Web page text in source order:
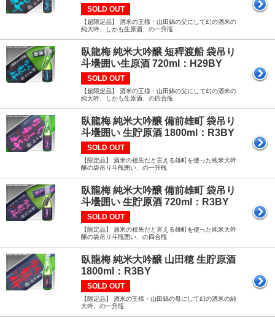
SOLD OUT
【超限定品】 酒米の王様・山田錦の父にして幻の酒米の
純大吟、しかも生原酒、の一升瓶
臥龍梅 純米大吟醸 短稈渡船 袋吊り
斗壜囲い生原酒 720ml：H29BY
SOLD OUT
【超限定品】 酒米の王様・山田錦の父にして幻の酒米の
純大吟、しかも生原酒、の四合瓶
臥龍梅 純米大吟醸 備前雄町 袋吊り
斗壜囲い 生貯原酒 1800ml：R3BY
SOLD OUT
【限定品】 酒米の祖先だと言える雄町を使った純米大吟
醸の袋吊り斗瓶囲い、の一升瓶
臥龍梅 純米大吟醸 備前雄町 袋吊り
斗壜囲い 生貯原酒 720ml：R3BY
SOLD OUT
【限定品】 酒米の祖先だと言える雄町を使った純米大吟
醸の袋吊り斗瓶囲い、の四合瓶
臥龍梅 純米大吟醸 山田穂 生貯原酒
1800ml：R3BY
SOLD OUT
【限定品】 酒米の王様・山田錦の母にして幻の酒米の純
大吟、の一升瓶